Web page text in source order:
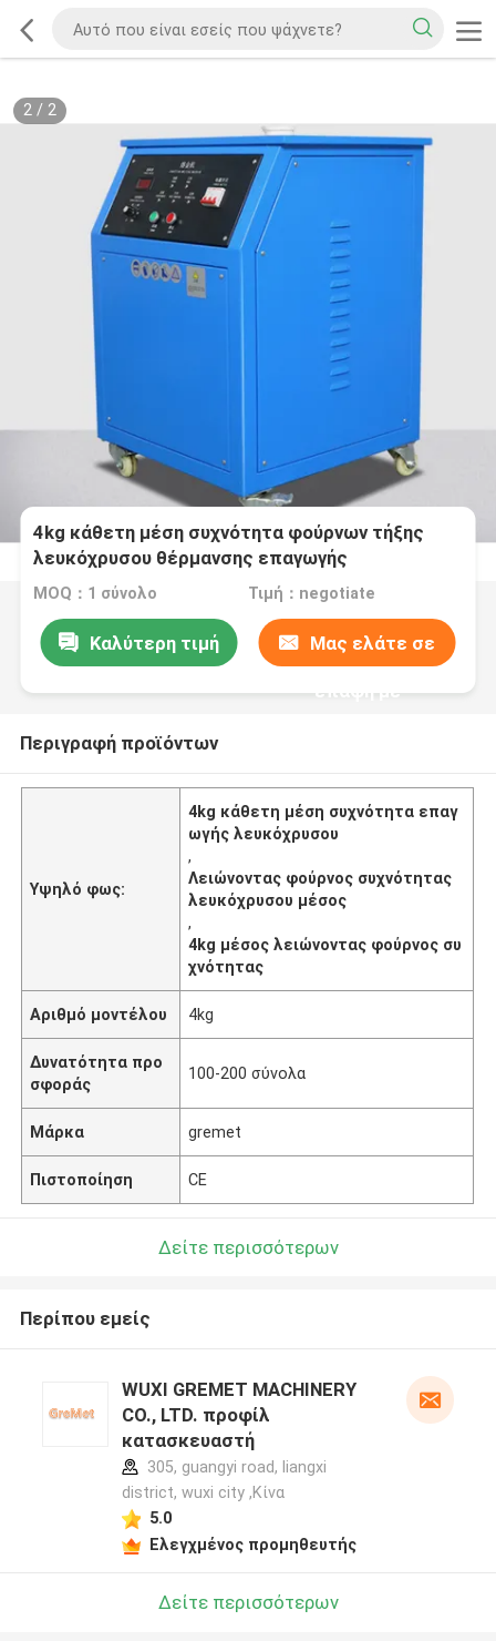
2/ 2
4kg κάθετη μέση συχνότητα φούρνων τήξης
λευκόχρυσου θέρμανσης επαγωγής
MOQ：1 σύνολο Τιμή：negotiate
Καλύτερη τιμή Μας ελάτε σε
επαφή με
Περιγραφή προϊόντων
Υψηλό φως:
4kg κάθετη μέση συχνότητα επαγ
ωγής λευκόχρυσου
,
Λειώνοντας φούρνος συχνότητας
λευκόχρυσου μέσος
,
4kg μέσος λειώνοντας φούρνος συ
χνότητας
Αριθμό μοντέλου 4kg
Δυνατότητα προ
σφοράς
100-200 σύνολα
Μάρκα gremet
Πιστοποίηση CE
Δείτε περισσότερων
Περίπου εμείς
WUXI GREMET MACHINERY
CO., LTD. προφίλ
κατασκευαστή
305, guangyi road, liangxi
district, wuxi city ,Κίνα
5.0
Ελεγχμένος προμηθευτής
Δείτε περισσότερων